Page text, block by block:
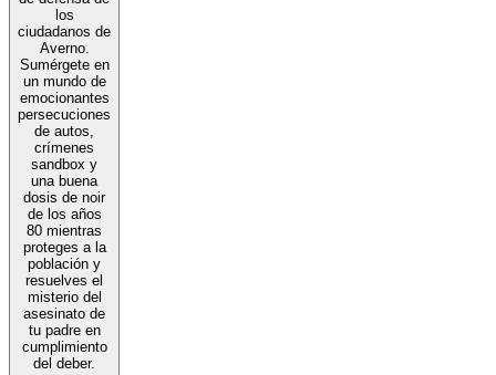
los
ciudadanos de
Averno.
Sumérgete en
un mundo de
emocionantes
persecuciones
de autos,
crímenes
sandbox y
una buena
dosis de noir
de los años
80 mientras
proteges a la
población y
resuelves el
misterio del
asesinato de
tu padre en
cumplimiento
del deber.